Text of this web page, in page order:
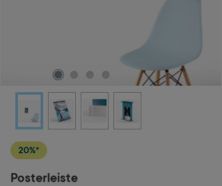
20%*
Posterleiste